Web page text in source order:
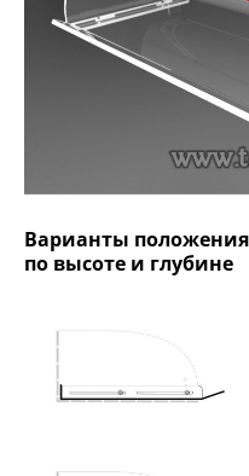
Варианты
по высоте и глубине